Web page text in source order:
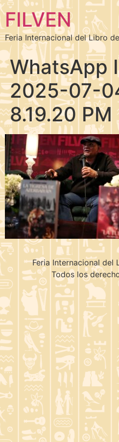
FILVEN
Feria Internacional del Libro
WhatsApp
2025-07-
8.19.20 PM
Feria Internacional del
Todos los